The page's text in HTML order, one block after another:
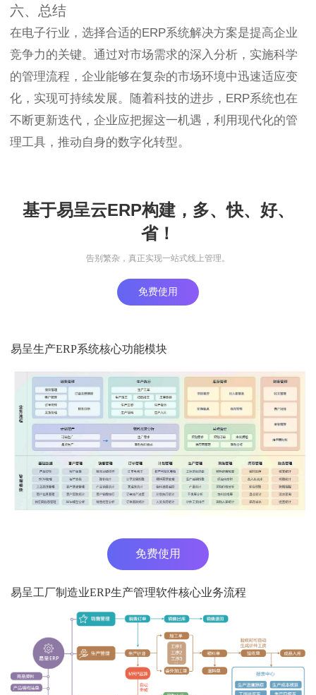
六、总结
在电子行业，选择合适的ERP系统解决方案是提高企业
竞争力的关键。通过对市场需求的深入分析，实施科学
的管理流程，企业能够在复杂的市场环境中迅速适应变
化，实现可持续发展。随着科技的进步，ERP系统也在
不断更新迭代，企业应把握这一机遇，利用现代化的管
理工具，推动自身的数字化转型。
基于易呈云ERP构建，多、快、好、
省！
告别繁杂，真正实现一站式线上管理。
免费使用
易呈生产ERP系统核心功能模块
免费使用
易呈工厂制造业ERP生产管理软件核心业务流程